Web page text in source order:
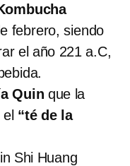
febrero, siendo
el año 221 a.C,
Quin que la
“té de la
Shi Huang